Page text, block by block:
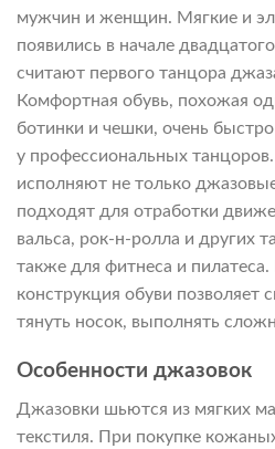
мужчин и женщин. Мягкие и
появились в начале
считают первого танцора
Комфортная обувь, похожая
ботинки и чешки, очень
у профессиональных
исполняют не только
подходят для отработки
вальса, рок-н-ролла и других
также для фитнеса и
конструкция обуви позволяет
тянуть носок, выполнять
Особенности джазовок
Джазовки шьются из мягких
текстиля. При покупке